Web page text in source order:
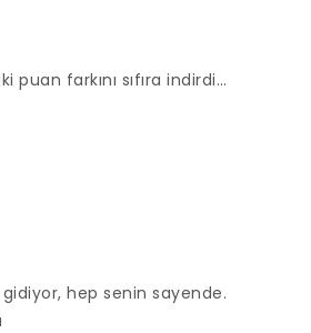
farkını sıfıra indirdi…
hep senin sayende.